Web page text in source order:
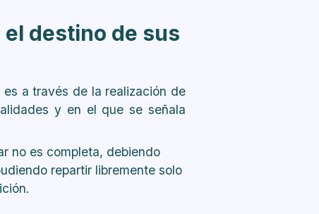
destino de sus
a través de la realización de
y en el que se señala
no es completa, debiendo
repartir libremente solo